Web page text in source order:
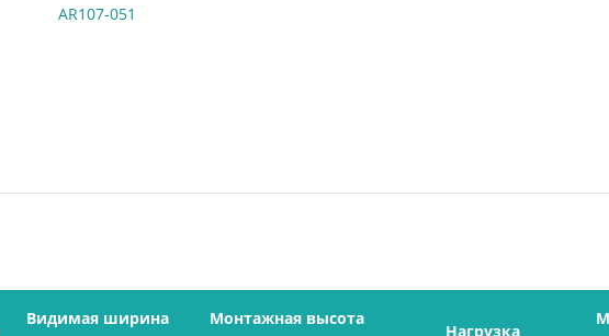
AR107-051
Видимая ширина
Монтажная высота
Нагрузка